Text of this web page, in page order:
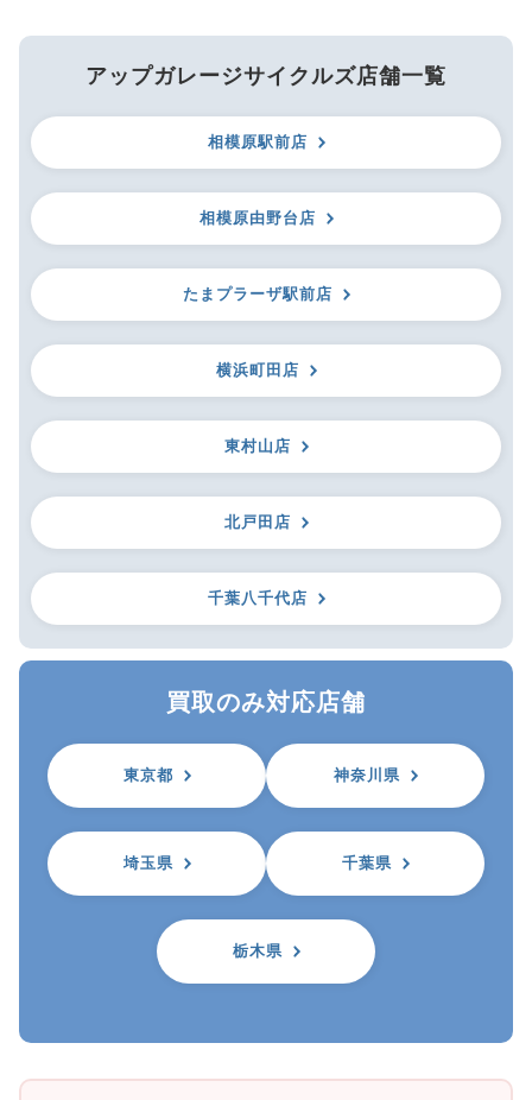
アップガレージサイクルズ店舗一覧
相模原駅前店
相模原由野台店
たまプラーザ駅前店
横浜町田店
東村山店
北戸田店
千葉八千代店
買取のみ対応店舗
東京都 神奈川県
埼玉県 千葉県
栃木県